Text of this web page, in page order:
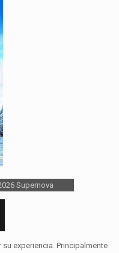
Supernova
experiencia. Principalmente